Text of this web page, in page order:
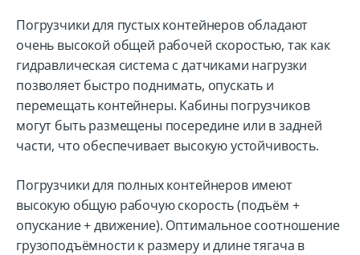
Погрузчики для пустых контейнеров обладают
очень высокой общей рабочей скоростью, так как
гидравлическая система с датчиками нагрузки
позволяет быстро поднимать, опускать и
перемещать контейнеры. Кабины погрузчиков
могут быть размещены посередине или в задней
части, что обеспечивает высокую устойчивость.
Погрузчики для полных контейнеров имеют
высокую общую рабочую скорость (подъём +
опускание + движение). Оптимальное соотношение
грузоподъёмности к размеру и длине тягача в